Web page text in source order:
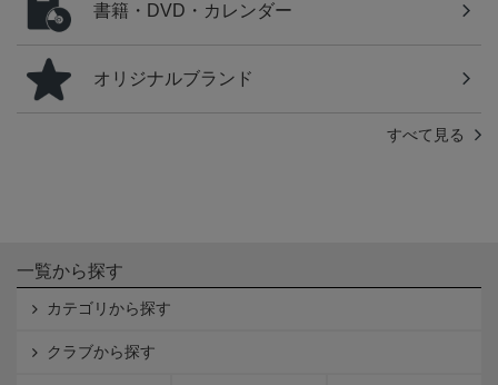
書籍・DVD・カレンダー
オリジナルブランド
すべて見る
一覧から探す
カテゴリから探す
クラブから探す